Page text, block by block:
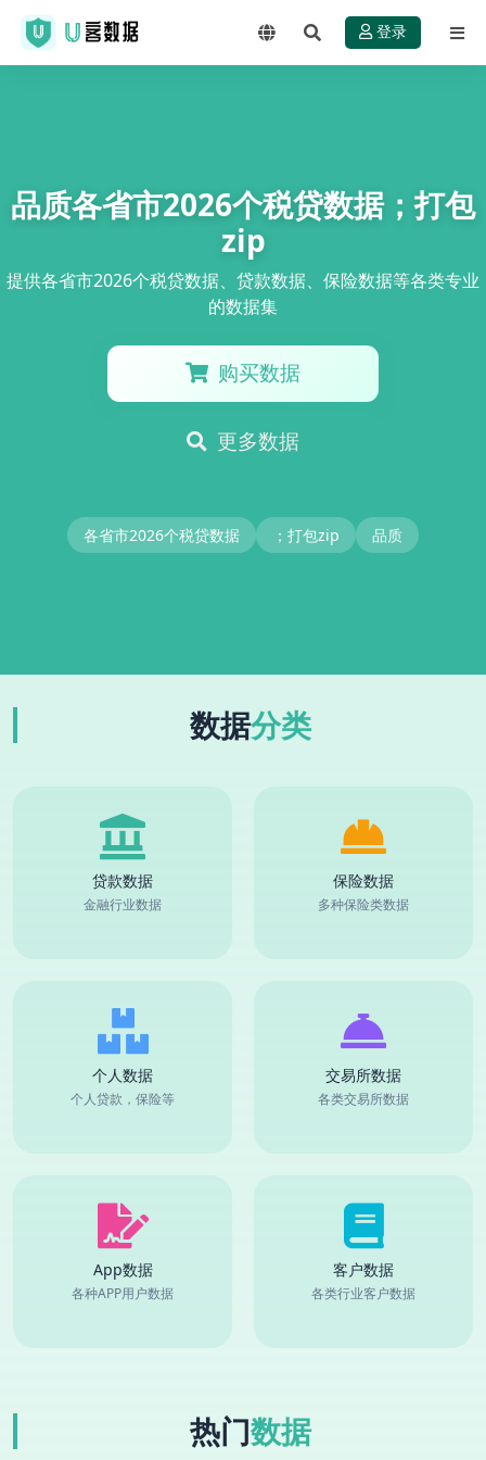
登录
品质各省市2026个税贷数据；打包
zip
提供各省市2026个税贷数据、贷款数据、保险数据等各类专业
的数据集
购买数据
更多数据
各省市2026个税贷数据 ；打包zip 品质
数据分类
贷款数据
金融行业数据
保险数据
多种保险类数据
个人数据
个人贷款，保险等
交易所数据
各类交易所数据
App数据
各种APP用户数据
客户数据
各类行业客户数据
热门数据